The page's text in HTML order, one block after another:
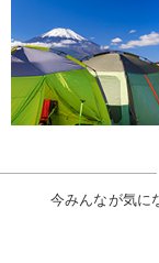
今みんなが気に